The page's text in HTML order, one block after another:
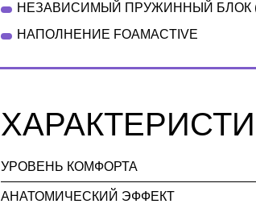
НЕЗАВИСИМЫЙ ПРУЖИННЫЙ БЛОК
НАПОЛНЕНИЕ FOAMACTIVE
УРОВЕНЬ КОМФОРТА
АНАТОМИЧЕСКИЙ ЭФФЕКТ